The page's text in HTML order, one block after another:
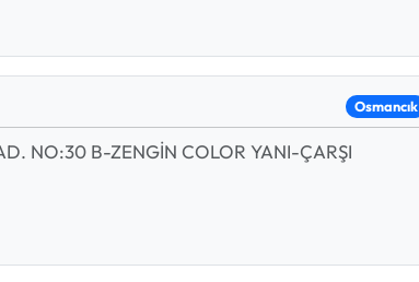
Osmancık
NO:30 B-ZENGİN COLOR YANI-ÇARŞI